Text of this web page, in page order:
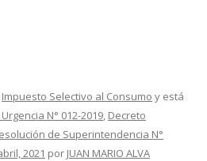
Impuesto Selectivo al Consumo y está
N° 012-2019, Decreto
de Superintendencia N°
2021 por JUAN MARIO ALVA